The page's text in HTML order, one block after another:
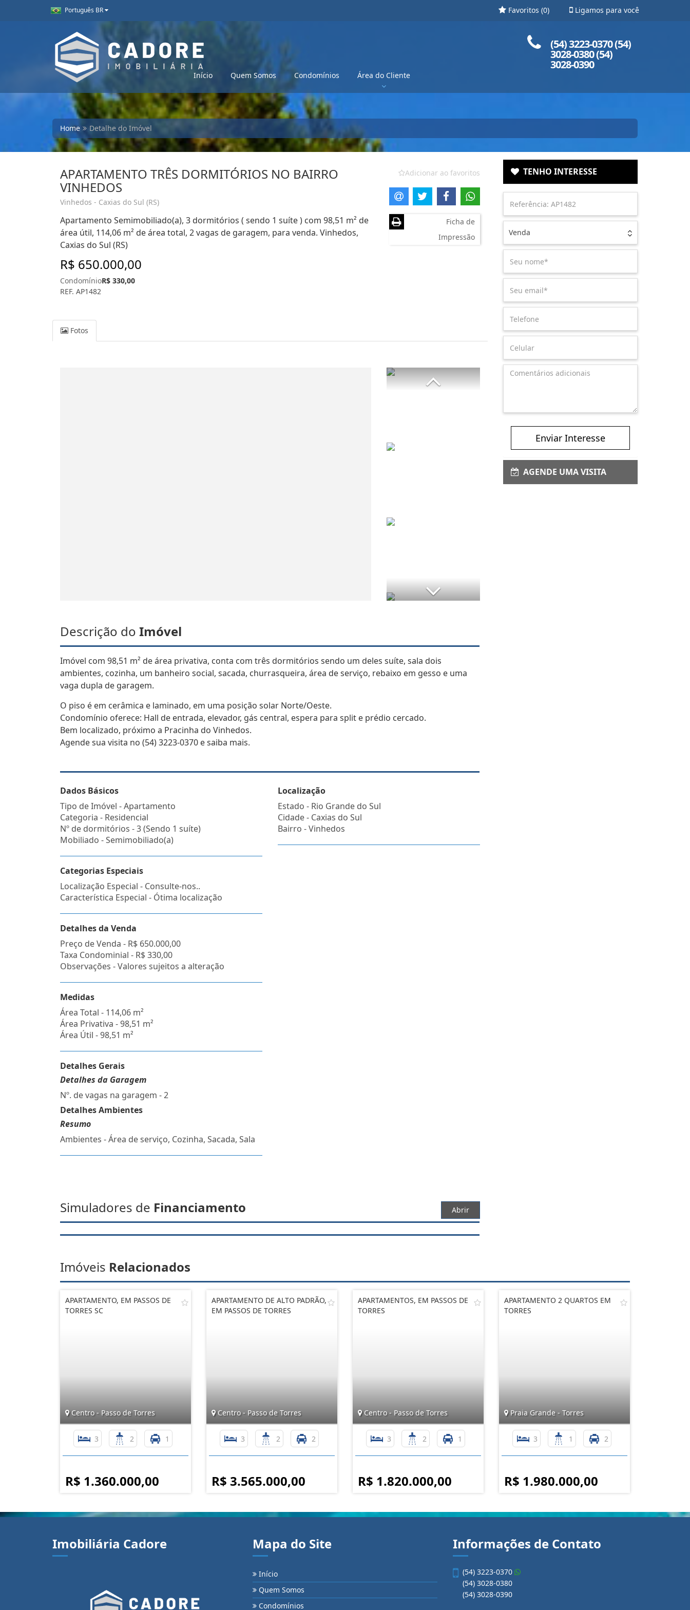
Português BR Ligamos para você
Favoritos (0)
Início Quem Somos Condomínios Área do Cliente
(54) 3223-0370 (54)
3028-0380 (54)
3028-0390
Home Detalhe do Imóvel
APARTAMENTO TRÊS DORMITÓRIOS NO BAIRRO
VINHEDOS
Vinhedos - Caxias do Sul (RS)
Apartamento Semimobiliado(a), 3 dormitórios ( sendo 1 suíte ) com 98,51 m² de
área útil, 114,06 m² de área total, 2 vagas de garagem, para venda. Vinhedos,
Caxias do Sul (RS)
R$ 650.000,00
CondomínioR$ 330,00
REF. AP1482
Adicionar ao favoritos
Ficha de
Impressão
Fotos
Descrição do Imóvel
Imóvel com 98,51 m² de área privativa, conta com três dormitórios sendo um deles suíte, sala dois
ambientes, cozinha, um banheiro social, sacada, churrasqueira, área de serviço, rebaixo em gesso e uma
vaga dupla de garagem.
O piso é em cerâmica e laminado, em uma posição solar Norte/Oeste.
Condomínio oferece: Hall de entrada, elevador, gás central, espera para split e prédio cercado.
Bem localizado, próximo a Pracinha do Vinhedos.
Agende sua visita no (54) 3223-0370 e saiba mais.
Dados Básicos
Tipo de Imóvel - Apartamento
Categoria - Residencial
Nº de dormitórios - 3 (Sendo 1 suíte)
Mobiliado - Semimobiliado(a)
Categorias Especiais
Localização Especial - Consulte-nos..
Característica Especial - Ótima localização
Detalhes da Venda
Preço de Venda - R$ 650.000,00
Taxa Condominial - R$ 330,00
Observações - Valores sujeitos a alteração
Medidas
Área Total - 114,06 m²
Área Privativa - 98,51 m²
Área Útil - 98,51 m²
Detalhes Gerais
Detalhes da Garagem
Nº. de vagas na garagem - 2
Detalhes Ambientes
Resumo
Ambientes - Área de serviço, Cozinha, Sacada, Sala
Localização
Estado - Rio Grande do Sul
Cidade - Caxias do Sul
Bairro -Vinhedos
Simuladores de Financiamento Abrir
TENHO INTERESSE
Venda
Enviar Interesse
AGENDE UMA VISITA
Imóveis Relacionados
APARTAMENTO, EM PASSOS DE
TORRES SC
Centro - Passo de Torres
3 2 1
R$ 1.360.000,00
APARTAMENTO DE ALTO PADRÃO,
EM PASSOS DE TORRES
Centro - Passo de Torres
3 2 2
R$ 3.565.000,00
APARTAMENTOS, EM PASSOS DE
TORRES
Centro - Passo de Torres
3 2 1
R$ 1.820.000,00
APARTAMENTO 2 QUARTOS EM
TORRES
Praia Grande - Torres
3 1 2
R$ 1.980.000,00
Imobiliária Cadore Mapa do Site
Início
Quem Somos
Condomínios
Informações de Contato
(54) 3223-0370
(54) 3028-0380
(54) 3028-0390